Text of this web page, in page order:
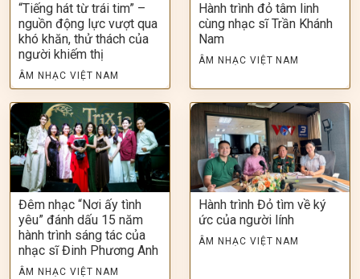
“Tiếng hát từ trái tim” –
nguồn động lực vượt qua
khó khăn, thử thách của
người khiếm thị
ÂM NHẠC VIỆT NAM
Hành trình đỏ tâm linh
cùng nhạc sĩ Trần Khánh
Nam
ÂM NHẠC VIỆT NAM
Đêm nhạc “Nơi ấy tình
yêu” đánh dấu 15 năm
hành trình sáng tác của
nhạc sĩ Đinh Phương Anh
ÂM NHẠC VIỆT NAM
Hành trình Đỏ tìm về ký
ức của người lính
ÂM NHẠC VIỆT NAM